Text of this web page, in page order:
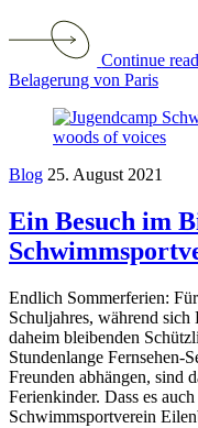
Continue
Belagerung von Paris
Blog 25. August 2021
Ein Besuch im
Endlich Sommerferien:
Schuljahres, während
daheim bleibenden
Stundenlange Fernsehen-
Freunden abhängen, sind
Ferienkinder. Dass es
Schwimmsportverein